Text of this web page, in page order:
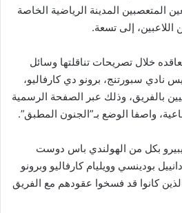
المتعصبين المدينة الرياضية الخاصة
اللاعبين، إلى تسعة.
خلال تصريحات تناقلتها وسائل
نادي سبورتنج، برونو دي كارفاليو،
بالفريق، وذلك عبر الصفحة الرسمية
واصفا الوضع بـ”الجنون المطبق”.
بكل من الهولندي باس دوست
بودينسي وويليام كارفاليو وبرونو
كانوا قد فسخوا عقودهم مع الفريق